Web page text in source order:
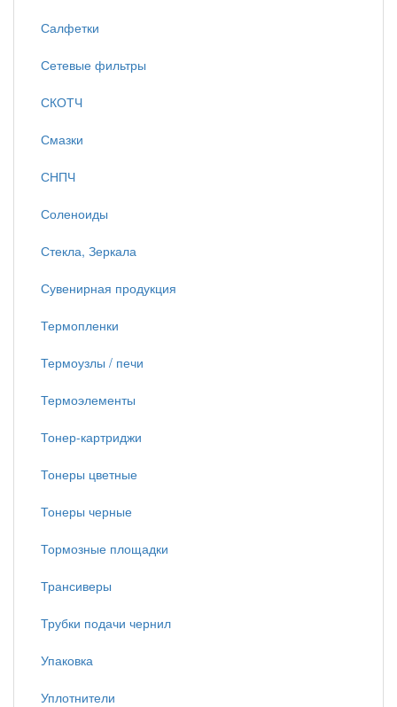
Салфетки
Сетевые фильтры
СКОТЧ
Смазки
СНПЧ
Соленоиды
Стекла, Зеркала
Сувенирная продукция
Термопленки
Термоузлы / печи
Термоэлементы
Тонер-картриджи
Тонеры цветные
Тонеры черные
Тормозные площадки
Трансиверы
Трубки подачи чернил
Упаковка
Уплотнители